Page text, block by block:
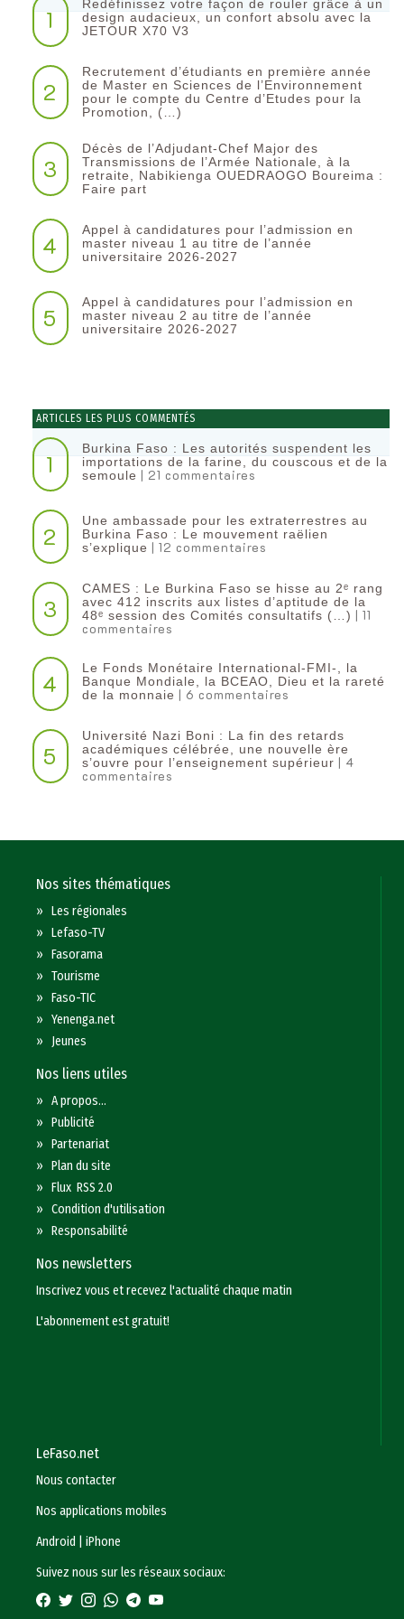
1
Redéfinissez votre façon de rouler grâce à un
design audacieux, un confort absolu avec la
JETOUR X70 V3
2
Recrutement d’étudiants en première année
de Master en Sciences de l’Environnement
pour le compte du Centre d’Etudes pour la
Promotion, (…)
3
Décès de l’Adjudant-Chef Major des
Transmissions de l’Armée Nationale, à la
retraite, Nabikienga OUEDRAOGO Boureima :
Faire part
4
Appel à candidatures pour l’admission en
master niveau 1 au titre de l’année
universitaire 2026-2027
5
Appel à candidatures pour l’admission en
master niveau 2 au titre de l’année
universitaire 2026-2027
ARTICLES LES PLUS COMMENTÉS
1
Burkina Faso : Les autorités suspendent les
importations de la farine, du couscous et de la
semoule | 21 commentaires
2
Une ambassade pour les extraterrestres au
Burkina Faso : Le mouvement raëlien
s’explique | 12 commentaires
3
CAMES : Le Burkina Faso se hisse au 2ᵉ rang
avec 412 inscrits aux listes d’aptitude de la
48ᵉ session des Comités consultatifs (…) | 11
commentaires
4
Le Fonds Monétaire International-FMI-, la
Banque Mondiale, la BCEAO, Dieu et la rareté
de la monnaie | 6 commentaires
5
Université Nazi Boni : La fin des retards
académiques célébrée, une nouvelle ère
s’ouvre pour l’enseignement supérieur | 4
commentaires
Nos sites thématiques
»Les régionales
»Lefaso-TV
»Fasorama
»Tourisme
»Faso-TIC
»Yenenga.net
» Jeunes
Nos liens utiles
»A propos...
»Publicité
»Partenariat
»Plan du site
»Flux RSS 2.0
»Condition d'utilisation
»Responsabilité
Nos newsletters
Inscrivez vous et recevez l'actualité chaque matin
L'abonnement est gratuit!
LeFaso.net
Nous contacter
Nos applications mobiles
Android
|iPhone
Suivez nous sur les réseaux sociaux: